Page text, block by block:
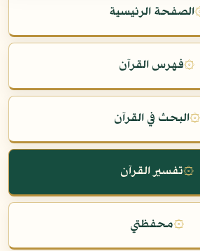
الصفحة الرئيسية
۞فهرس القرآن
۞البحث في القرآن
۞تفسير القرآن
۞محفظتي